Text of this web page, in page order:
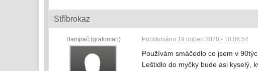
Stříbrokaz
Tlampač (grafoman) Publikováno 19 duben 2020 - 18:06:54
Používám smáčedlo co jsem v
Leštidlo do myčky bude asi kyselý,